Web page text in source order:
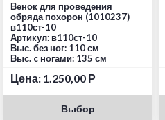
Венок для проведения
обряда похорон (1010237)
в110ст-10
Артикул: в110ст-10
Выс. без ног: 110 см
Выс. c ногами: 135 см
Цена: 1.250,00 Р
Выбор